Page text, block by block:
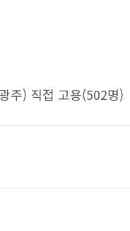
주) 직접 고용(502명)